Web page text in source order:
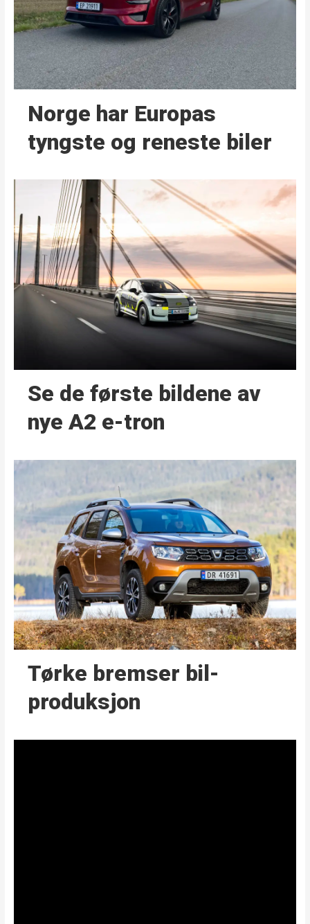
Norge har Europas
tyngste og reneste biler
Se de første bildene av
nye A2 e-tron
Tørke bremser bil­
produksjon